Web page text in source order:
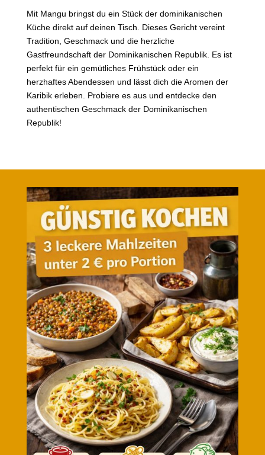
Mit Mangu bringst du ein Stück der dominikanischen
Küche direkt auf deinen Tisch. Dieses Gericht vereint
Tradition, Geschmack und die herzliche
Gastfreundschaft der Dominikanischen Republik. Es ist
perfekt für ein gemütliches Frühstück oder ein
herzhaftes Abendessen und lässt dich die Aromen der
Karibik erleben. Probiere es aus und entdecke den
authentischen Geschmack der Dominikanischen
Republik!